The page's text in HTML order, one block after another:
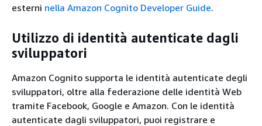
esterni nella Amazon Cognito Developer Guide.
Utilizzo di identità autenticate dagli
sviluppatori
Amazon Cognito supporta le identità autenticate degli
sviluppatori, oltre alla federazione delle identità Web
tramite Facebook, Google e Amazon. Con le identità
autenticate dagli sviluppatori, puoi registrare e